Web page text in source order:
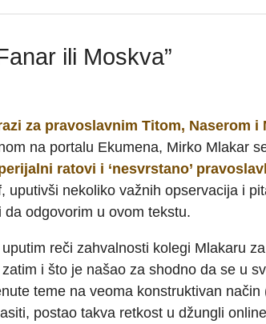
ili Moskva”
za pravoslavnim Titom, Naserom i
na portalu Ekumena, Mirko Mlakar
ratovi i ‘nesvrstano’
uputivši nekoliko važnih opservacija i
da odgovorim u ovom tekstu.
reči zahvalnosti kolegi Mlakaru
i što je našao za shodno da se u
teme na veoma konstruktivan način
postao takva retkost u džungli